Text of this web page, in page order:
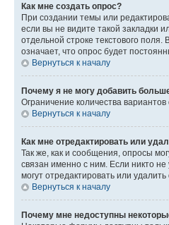
Как мне создать опрос?
При создании темы или
если вы не видите такой закладки
отдельной строке текстового
означает, что опрос будет
Вернуться к началу
Почему я не могу добавить
Ограничение количества
Вернуться к началу
Как мне отредактировать или
Так же, как и сообщения, опросы
связан именно с ним. Если никто
могут отредактировать или
Вернуться к началу
Почему мне недоступны